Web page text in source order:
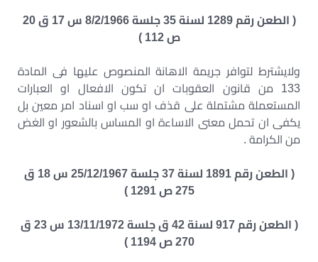
( الطعن رقم 1289 لسنة 35 جلسة 8/2/1966 س 17 ق 20
ص 112 )
ولايشترط لتوافر جريمة الاهانة المنصوص عليها فى المادة
133 من قانون العقوبات ان تكون الافعال او العبارات
المستعملة مشتملة على قذف او سب او اسناد امر معين بل
يكفى ان تحمل معنى الاساءة او المساس بالشعور او الغض
من الكرامة .
( الطعن رقم 1891 لسنة 37 جلسة 25/12/1967 س 18 ق
275 ص 1291 )
( الطعن رقم 917 لسنة 42 ق جلسة 13/11/1972 س 23 ق
270 ص 1194 )